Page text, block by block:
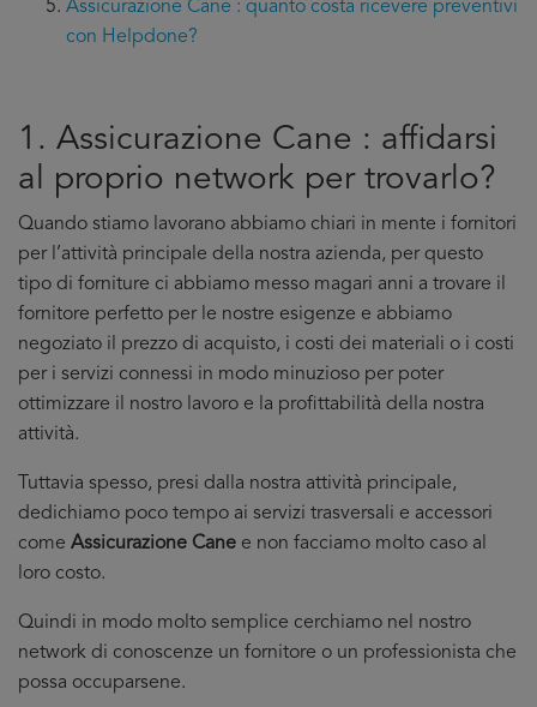
Assicurazione Cane : quanto costa ricevere preventivi
con Helpdone?
1. Assicurazione Cane : affidarsi
al proprio network per trovarlo?
Quando stiamo lavorano abbiamo chiari in mente i fornitori
per l’attività principale della nostra azienda, per questo
tipo di forniture ci abbiamo messo magari anni a trovare il
fornitore perfetto per le nostre esigenze e abbiamo
negoziato il prezzo di acquisto, i costi dei materiali o i costi
per i servizi connessi in modo minuzioso per poter
ottimizzare il nostro lavoro e la profittabilità della nostra
attività.
Tuttavia spesso, presi dalla nostra attività principale,
dedichiamo poco tempo ai servizi trasversali e accessori
come Assicurazione Cane e non facciamo molto caso al
loro costo.
Quindi in modo molto semplice cerchiamo nel nostro
network di conoscenze un fornitore o un professionista che
possa occuparsene.